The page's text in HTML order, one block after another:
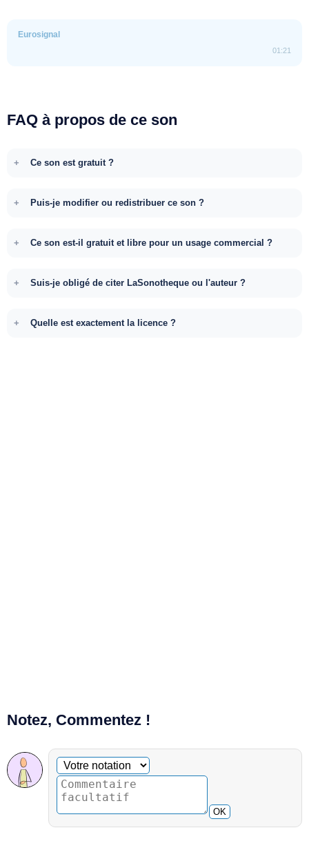
Eurosignal
01:21
FAQ à propos de ce son
Ce son est gratuit ?
Puis-je modifier ou redistribuer ce son ?
Ce son est-il gratuit et libre pour un usage commercial ?
Suis-je obligé de citer LaSonotheque ou l'auteur ?
Quelle est exactement la licence ?
Notez, Commentez !
Commentaire facultatif
Votre notation
OK